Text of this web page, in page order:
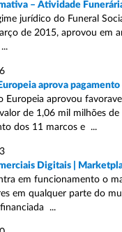
– Atividade
jurídico do Funeral
de 2015, aprovou em
aprova
Europeia aprovou
de 1,06 mil milhões
dos 11 marcos e ...
Digitais |
em funcionamento o
em qualquer parte do
...